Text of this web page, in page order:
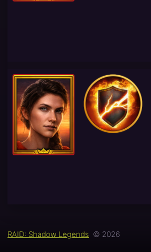
RAID: Shadow Legends © 2026